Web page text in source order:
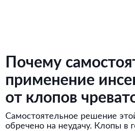
Почему
применение
от клопов
Самостоятельное решение
обречено на неудачу. Клопы в